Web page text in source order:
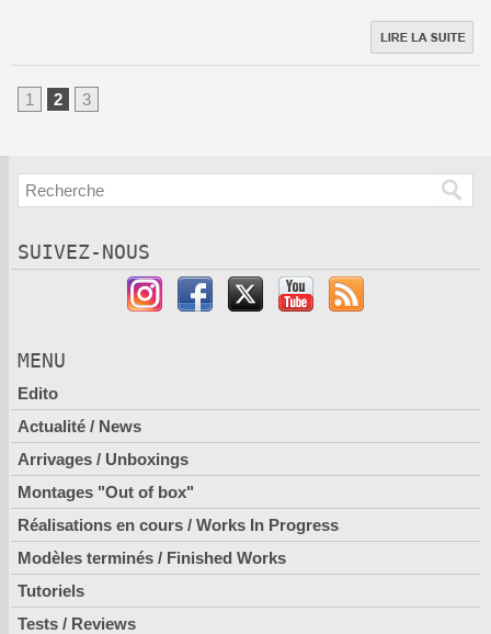
1 2 3
SUIVEZ-NOUS
MENU
Edito
Actualité / News
Arrivages / Unboxings
Montages "Out of box"
Réalisations en cours / Works In Progress
Modèles terminés / Finished Works
Tutoriels
Tests / Reviews